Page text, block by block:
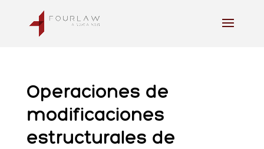
Operaciones de
modificaciones
estructurales de